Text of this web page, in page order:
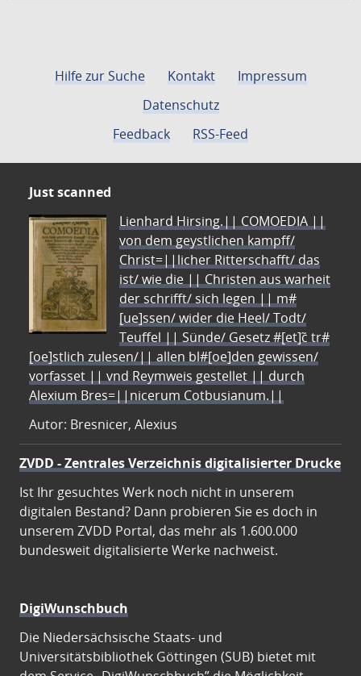
Hilfe zur Suche Kontakt
Impressum
Datenschutz
Feedback
RSS-Feed
Just scanned
Lienhard Hirsing.|| COMOEDIA ||
von dem geystlichen kampff/
Christ=||licher Ritterschafft/ das
ist/ wie die || Christen aus warheit
der schrifft/ sich legen || m#
[ue]ssen/ wider die Heel/ Todt/
Teuffel || Sünde/ Gesetz #[et]c̃ tr#
[oe]stlich zulesen/|| allen bl#[oe]den gewissen/
vorfasset || vnd Reymweis gestellet || durch
Alexium Bres=||nicerum Cotbusianum.||
Autor: Bresnicer, Alexius
ZVDD - Zentrales Verzeichnis digitalisierter Drucke
Ist Ihr gesuchtes Werk noch nicht in unserem
digitalen Bestand? Dann probieren Sie es doch in
unserem ZVDD Portal, das mehr als 1.600.000
bundesweit digitalisierte Werke nachweist.
DigiWunschbuch
Die Niedersächsische Staats- und
Universitätsbibliothek Göttingen (SUB) bietet mit